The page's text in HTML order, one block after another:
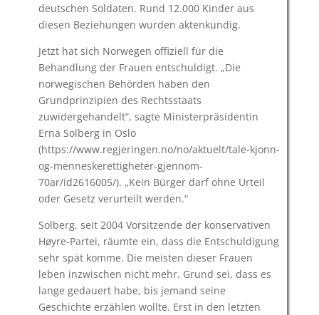
deutschen Soldaten. Rund 12.000 Kinder aus
diesen Beziehungen wurden aktenkundig.
Jetzt hat sich Norwegen offiziell für die
Behandlung der Frauen entschuldigt. „Die
norwegischen Behörden haben den
Grundprinzipien des Rechtsstaats
zuwidergehandelt“, sagte Ministerpräsidentin
Erna Solberg in Oslo
(https://www.regjeringen.no/no/aktuelt/tale-kjonn-
og-menneskerettigheter-gjennom-
70ar/id2616005/). „Kein Bürger darf ohne Urteil
oder Gesetz verurteilt werden.“
Solberg, seit 2004 Vorsitzende der konservativen
Høyre-Partei, räumte ein, dass die Entschuldigung
sehr spät komme. Die meisten dieser Frauen
leben inzwischen nicht mehr. Grund sei, dass es
lange gedauert habe, bis jemand seine
Geschichte erzählen wollte. Erst in den letzten